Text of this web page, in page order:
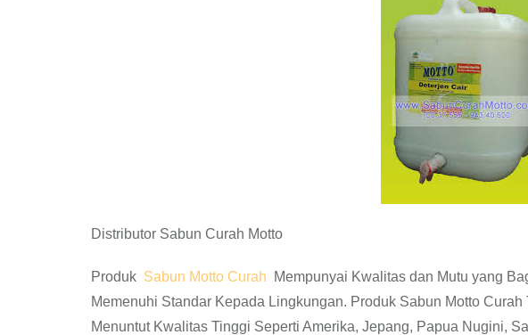
Distributor Sabun Curah Motto
Produk Sabun Motto Curah
Mempunyai Kwalitas dan Mutu yang
Memenuhi Standar Kepada Lingkungan. Produk Sabun Motto
Menuntut Kwalitas Tinggi Seperti Amerika, Jepang, Papua Nugini,